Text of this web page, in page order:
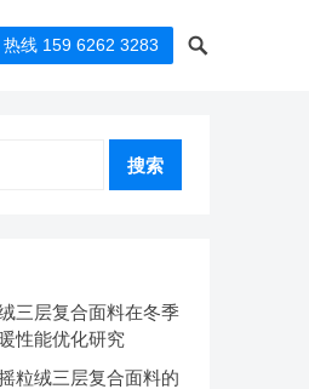
热线 159 6262 3283
搜索
三层复合面料在冬季
性能优化研究
粒绒三层复合面料的